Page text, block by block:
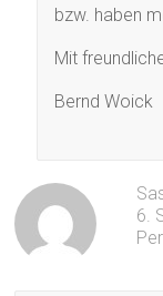
bzw. haben
Mit
Bernd Woick
6.